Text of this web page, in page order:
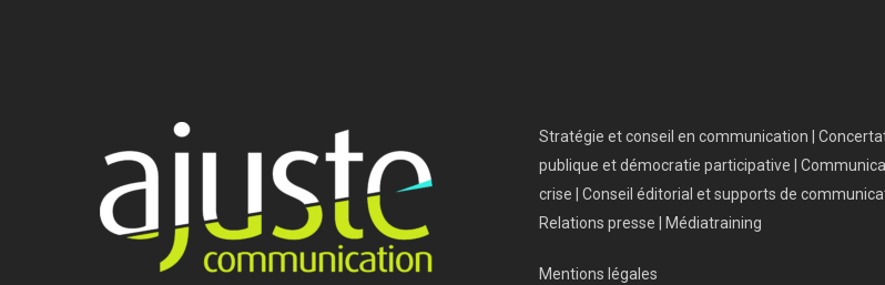
Stratégie et conseil en communication |
publique et démocratie participative |
crise | Conseil éditorial et supports de
Relations presse | Médiatraining
Mentions légales